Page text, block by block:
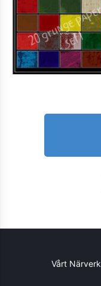
Vårt Närverk